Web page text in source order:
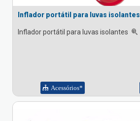
Inflador portátil para luvas isolantes
Inflador portátil para luvas isolantes
Acessórios*